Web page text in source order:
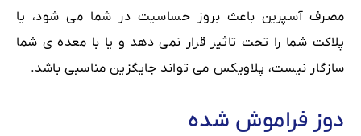
مصرف آسپرین باعث بروز حساسیت در شما می شود، یا
پلاكت شما را تحت تاثیر قرار نمی دهد و یا با معده ی شما
سازگار نیست، پلاویكس می تواند جایگزین مناسبی باشد.
دوز فراموش شده